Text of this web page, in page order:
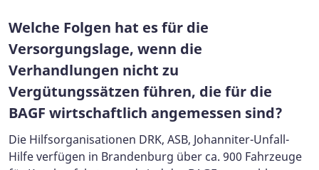
Welche Folgen hat es für die
Versorgungslage, wenn die
Verhandlungen nicht zu
Vergütungssätzen führen, die für die
BAGF wirtschaftlich angemessen sind?
Die Hilfsorganisationen DRK, ASB, Johanniter-Unfall-
Hilfe verfügen in Brandenburg über ca. 900 Fahrzeuge